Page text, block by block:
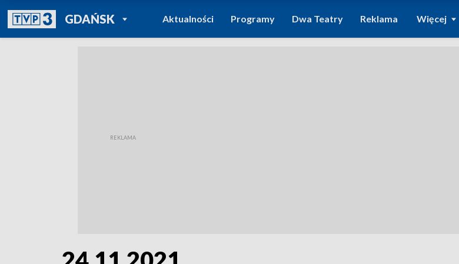
GDAŃSKPOWRÓT DO
TVP REGIONY
Aktualności Programy Dwa Teatry Reklama Więcej